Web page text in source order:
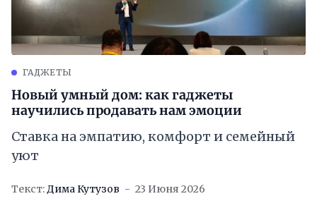
ГАДЖЕТЫ
Новый умный дом: как гаджеты
научились продавать нам эмоции
Ставка на эмпатию, комфорт и семейный
уют
Текст:Дима Кутузов 23 Июня 2026